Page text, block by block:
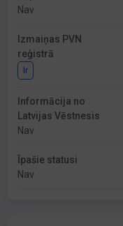
Nav
Izmaiņas PVN
reģistrā
Ir
Informācija no
Latvijas Vēstnesis
Nav
Īpašie statusi
Nav